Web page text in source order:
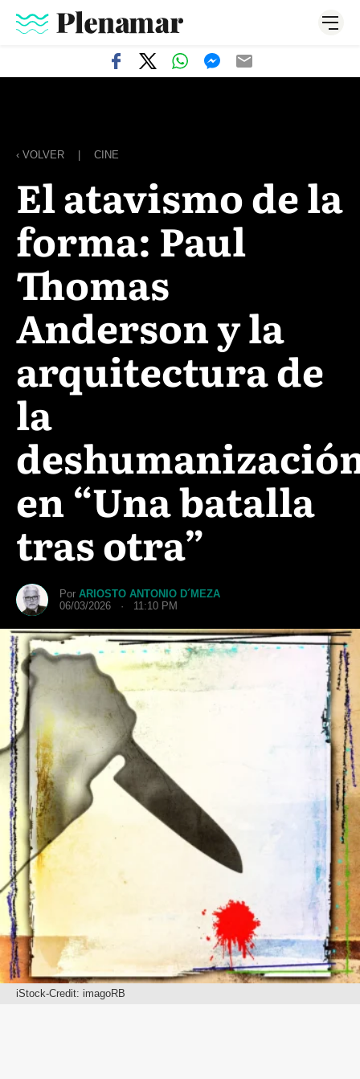
‹ VOLVER CINE
El atavismo de la
forma: Paul
Thomas
Anderson y la
arquitectura de
la
en “Una batalla
tras otra”
Por ARIOSTO ANTONIO D´MEZA
06/03/2026 · 11:10 PM
iStock-Credit: imagoRB